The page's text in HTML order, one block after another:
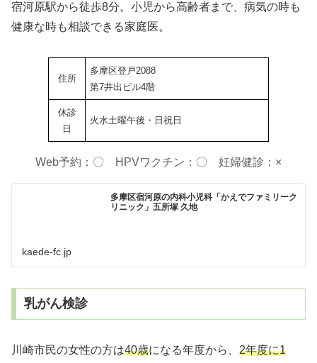
宿河原駅から徒歩8分。小児から高齢者まで、病気の時も
健康な時も相談できる家庭医。
住所
多摩区登戸2088
第7井出ビル4階
休診
日
火水土曜午後・日祝日
Web予約：〇 HPVワクチン：〇 妊婦健診：×
多摩区宿河原の内科小児科「かえでファミリーク
リニック」五所塚 久地
kaede-fc.jp
乳がん検診
川崎市民の女性の方は40歳になる年度から、 2年度に1